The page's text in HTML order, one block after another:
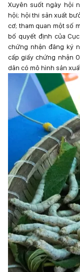
Xuyên suốt ngày hội
hội; hội thi sản xuất
cơ; tham quan một số
bố quyết định của
chứng nhận đăng ký
cấp giấy chứng nhận
dân có mô hình sản